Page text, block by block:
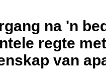
na 'n
regte
van